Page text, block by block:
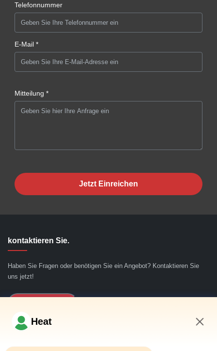
Telefonnummer
E-Mail *
Mitteilung *
Jetzt Einreichen
kontaktieren Sie.
Haben Sie Fragen oder benötigen Sie ein Angebot? Kontaktieren Sie
uns jetzt!
Schnelllinks
Heat